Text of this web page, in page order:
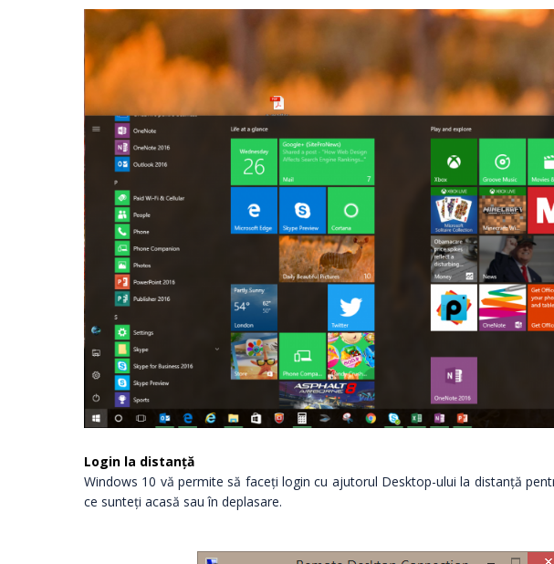
Login la distanță
Windows 10 vă permite să faceți login cu ajutorul Desktop-ului la distanță
ce sunteți acasă sau în deplasare.